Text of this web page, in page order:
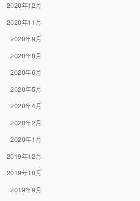
2020年12月
2020年11月
2020年9月
2020年8月
2020年6月
2020年5月
2020年4月
2020年2月
2020年1月
2019年12月
2019年10月
2019年9月